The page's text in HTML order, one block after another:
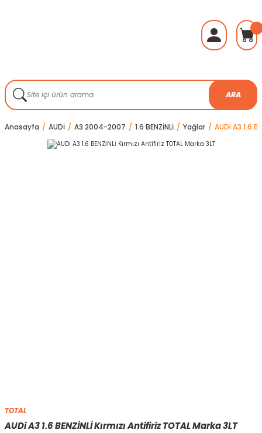
ARA
Anasayfa AUDİ A3 2004-2007 1.6 BENZİNLİ Yağlar AUDi A3 1.6
TOTAL
AUDi A3 1.6 BENZİNLİ Kırmızı Antifiriz TOTAL Marka 3LT